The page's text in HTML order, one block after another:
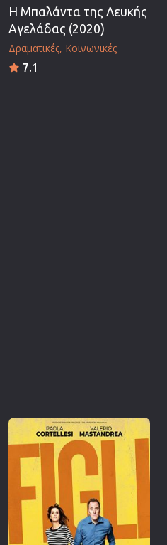
Η Μπαλάντα της Λευκής
Αγελάδας (2020)
Δραματικές Κοινωνικές
7.1